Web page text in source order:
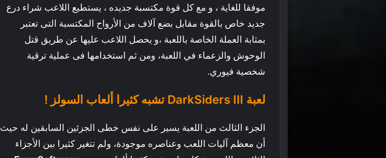
موفقا للغاية ، و مع كل قوة مكتسبة جديده ، يستطيع اللاعب شراء درع
جديد خاص بالقوة مقابل بضع آلاف من الأرواح المكتسبة التى تعتبر
بمثابة العملة الخاصة باللعبة ،و يحصل اللاعب عليها عن طريق قتل
الوحوش والزعماء في اللعبة، ومن ثم استخدامها فى عملية ترقية
شخصية فيوري.
لعبة DarkSiders III تشبه كثيرا ألعاب السولز !
الجزء الثالث من اللعبة يسير على نفس خطى الجزئين السابقين له حيث
أن معظم آليات اللعب وعناصره موجودة، ولم تتغير كثيرا بين الأجزاء